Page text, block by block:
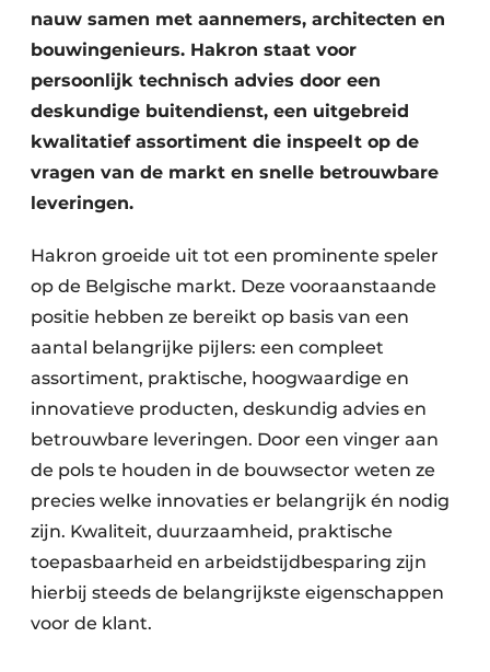
nauw samen met aannemers, architecten en
bouwingenieurs. Hakron staat voor
persoonlijk technisch advies door een
deskundige buitendienst, een uitgebreid
kwalitatief assortiment die inspeelt op de
vragen van de markt en snelle betrouwbare
leveringen.
Hakron groeide uit tot een prominente speler
op de Belgische markt. Deze vooraanstaande
positie hebben ze bereikt op basis van een
aantal belangrijke pijlers: een compleet
assortiment, praktische, hoogwaardige en
innovatieve producten, deskundig advies en
betrouwbare leveringen. Door een vinger aan
de pols te houden in de bouwsector weten ze
precies welke innovaties er belangrijk én nodig
zijn. Kwaliteit, duurzaamheid, praktische
toepasbaarheid en arbeidstijdbesparing zijn
hierbij steeds de belangrijkste eigenschappen
voor de klant.